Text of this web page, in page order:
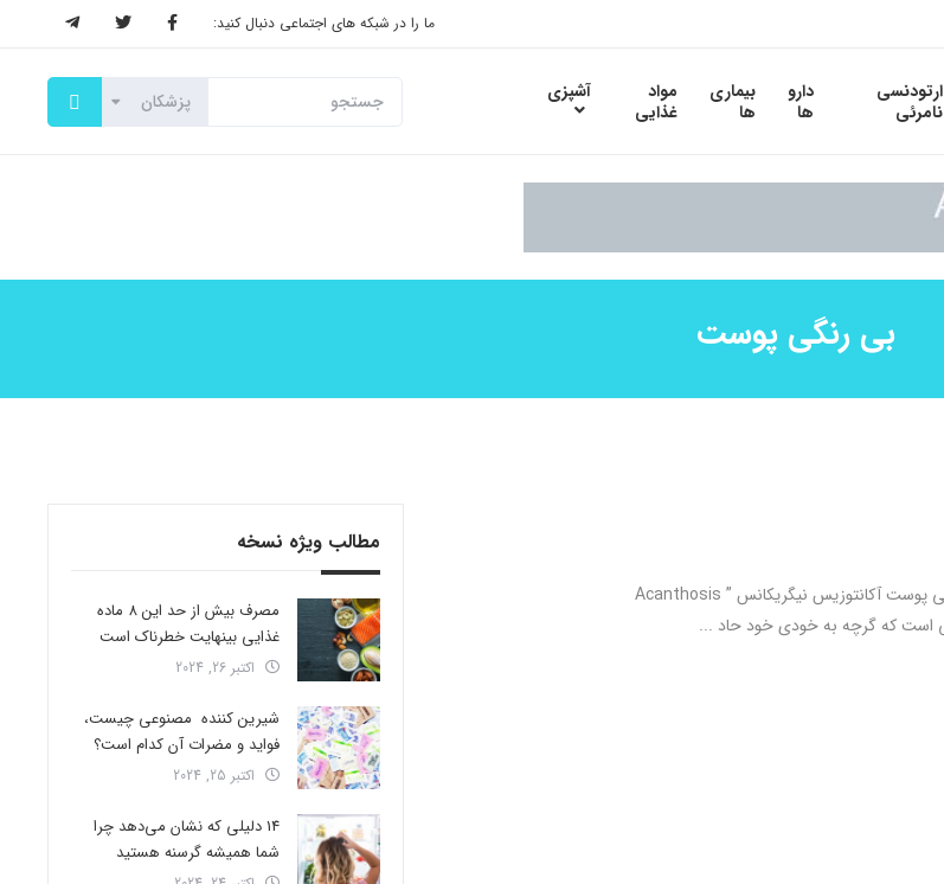
ما را در شبکه های اجتماعی دنبال کنید:
ارتودنسی
نامرئی
دارو
ها
بیماری
ها
مواد
غذایی
آشپزی
بی رنگی پوست
آکانتوزیس نیگریکانس – بی رنگی پوست آکانتوزیس نیگریکانس ” Acanthosis
مطالب ویژه نسخه
مصرف بیش از حد این 8 ماده
غذایی بینهایت خطرناک است
اکتبر 26, 2024
شیرین کننده مصنوعی چیست،
فواید و مضرات آن کدام است؟
اکتبر 25, 2024
14 دلیلی که نشان می‌دهد چرا
شما همیشه گرسنه هستید